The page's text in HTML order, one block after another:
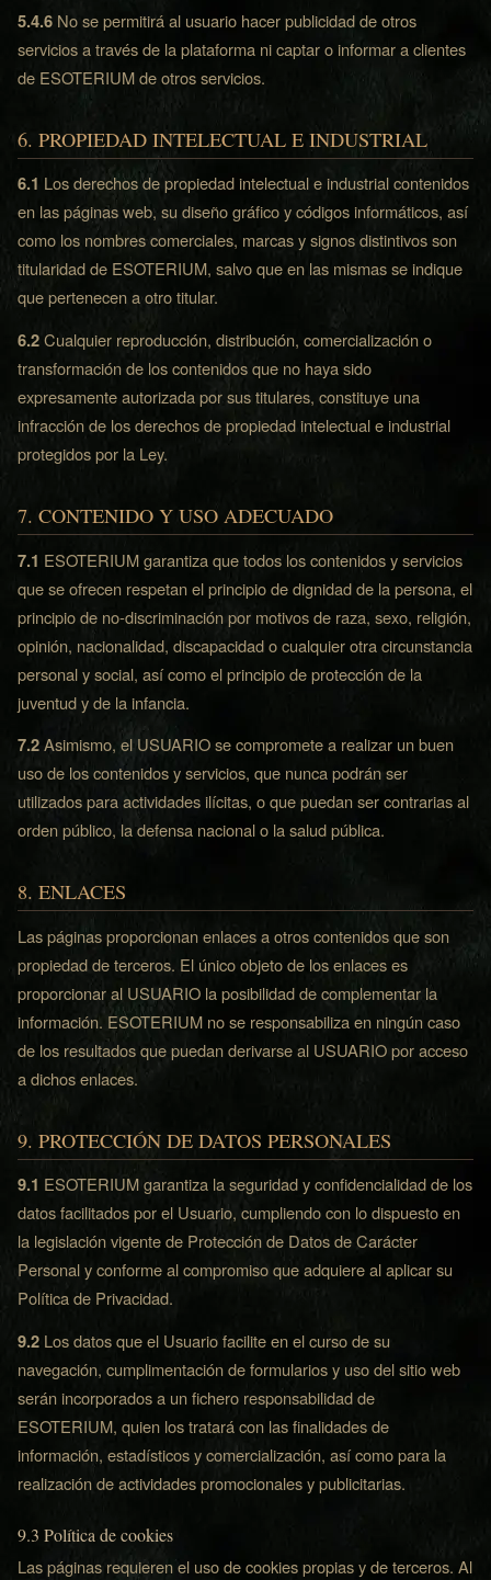
5.4.6 No se permitirá al usuario hacer publicidad de otros
servicios a través de la plataforma ni captar o informar a clientes
de ESOTERIUM de otros servicios.
6. PROPIEDAD INTELECTUAL E INDUSTRIAL
6.1 Los derechos de propiedad intelectual e industrial contenidos
en las páginas web, su diseño gráfico y códigos informáticos, así
como los nombres comerciales, marcas y signos distintivos son
titularidad de ESOTERIUM, salvo que en las mismas se indique
que pertenecen a otro titular.
6.2Cualquier reproducción, distribución, comercialización o
transformación de los contenidos que no haya sido
expresamente autorizada por sus titulares, constituye una
infracción de los derechos de propiedad intelectual e industrial
protegidos por la Ley.
7. CONTENIDO Y USO ADECUADO
7.1 ESOTERIUM garantiza que todos los contenidos y servicios
que se ofrecen respetan el principio de dignidad de la persona, el
principio de no-discriminación por motivos de raza, sexo, religión,
opinión, nacionalidad, discapacidad o cualquier otra circunstancia
personal y social, así como el principio de protección de la
juventud y de la infancia.
7.2Asimismo, el USUARIO se compromete a realizar un buen
uso de los contenidos y servicios, que nunca podrán ser
utilizados para actividades ilícitas, o que puedan ser contrarias al
orden público, la defensa nacional o la salud pública.
8. ENLACES
Las páginas proporcionan enlaces a otros contenidos que son
propiedad de terceros. El único objeto de los enlaces es
proporcionar al USUARIO la posibilidad de complementar la
información. ESOTERIUM no se responsabiliza en ningún caso
de los resultados que puedan derivarse al USUARIO por acceso
a dichos enlaces.
9. PROTECCIÓN DE DATOS PERSONALES
9.1 ESOTERIUM garantiza la seguridad y confidencialidad de los
datos facilitados por el Usuario, cumpliendo con lo dispuesto en
la legislación vigente de Protección de Datos de Carácter
Personal y conforme al compromiso que adquiere al aplicar su
Política de Privacidad.
9.2 Los datos que el Usuario facilite en el curso de su
navegación, cumplimentación de formularios y uso del sitio web
serán incorporados a un fichero responsabilidad de
ESOTERIUM, quien los tratará con las finalidades de
información, estadísticos y comercialización, así como para la
realización de actividades promocionales y publicitarias.
9.3 Política de cookies
Las páginas requieren el uso de cookies propias y de terceros. Al